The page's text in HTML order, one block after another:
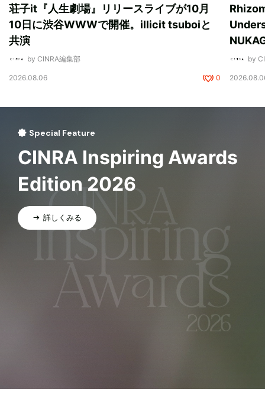
荘子it『人生劇場』リリースライブが10月
10日に渋谷WWWで開催。illicit tsuboiと
共演
by CINRA編集部
2026.08.06 0
by
Special Feature
CINRA Inspiring Awards
Edition 2026
詳しくみる